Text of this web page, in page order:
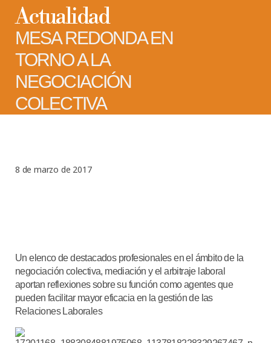
Actualidad
MESA REDONDA EN
TORNO A LA
NEGOCIACIÓN
COLECTIVA
8 de marzo de 2017
Un elenco de destacados profesionales en el ámbito de la
negociación colectiva, mediación y el arbitraje laboral
aportan reflexiones sobre su función como agentes que
pueden facilitar mayor eficacia en la gestión de las
Relaciones Laborales